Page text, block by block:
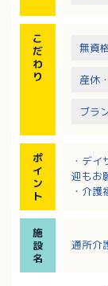
こ
だ
わ
り
無資
産休
ブラ
ポ
イ
ン
ト
・デ
迎もお
・介
・長く
施
設
名
通所介